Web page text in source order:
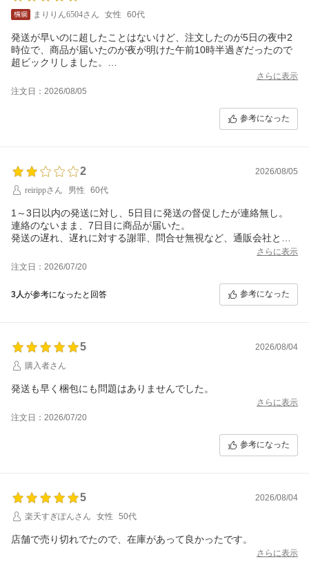
まりりん6504さん
女性 60代
発送が早いのに超したことはないけど、注文したのが5日の夜中2
時位で、商品が届いたのが夜が明けた午前10時半過ぎだったので
超ビックリしました。
当たり前ですが商品が届いてから発送メールが届きました。さらに表示
注文日：2026/08/05
参考になった
2
2026/08/05
reirippさん
男性 60代
1～3日以内の発送に対し、5日目に発送の督促したが連絡無し。
連絡のないまま、7日目に商品が届いた。
発送の遅れ、遅れに対する謝罪、問合せ無視など、通販会社とし
さらに表示
注文日：2026/07/20
3人が参考になったと回答 参考になった
5
2026/08/04
購入者さん
発送も早く梱包にも問題はありませんでした。
さらに表示
注文日：2026/07/20
参考になった
5
2026/08/04
楽天すぎぽんさん
女性 50代
店舗で売り切れでたので、在庫があって良かったです。
さらに表示